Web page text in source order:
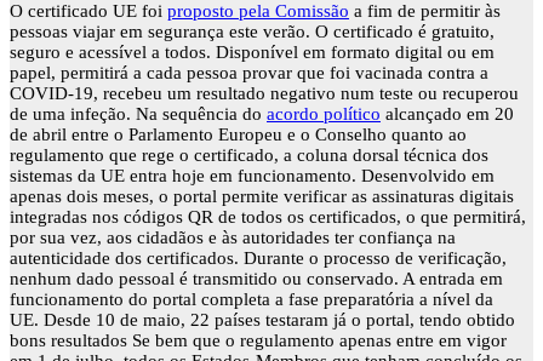
O certificado UE foi proposto pela Comissão a fim de permitir às
pessoas viajar em segurança este verão. O certificado é gratuito,
seguro e acessível a todos. Disponível em formato digital ou em
papel, permitirá a cada pessoa provar que foi vacinada contra a
COVID-19, recebeu um resultado negativo num teste ou recuperou
de uma infeção. Na sequência do acordo político alcançado em 20
de abril entre o Parlamento Europeu e o Conselho quanto ao
regulamento que rege o certificado, a coluna dorsal técnica dos
sistemas da UE entra hoje em funcionamento. Desenvolvido em
apenas dois meses, o portal permite verificar as assinaturas digitais
integradas nos códigos QR de todos os certificados, o que permitirá,
por sua vez, aos cidadãos e às autoridades ter confiança na
autenticidade dos certificados. Durante o processo de verificação,
nenhum dado pessoal é transmitido ou conservado. A entrada em
funcionamento do portal completa a fase preparatória a nível da
UE. Desde 10 de maio, 22 países testaram já o portal, tendo obtido
bons resultados Se bem que o regulamento apenas entre em vigor